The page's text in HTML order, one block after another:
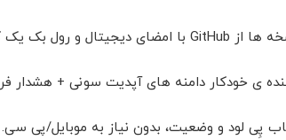
ی خودکار دامنه های آپدیت سونی + هشدار